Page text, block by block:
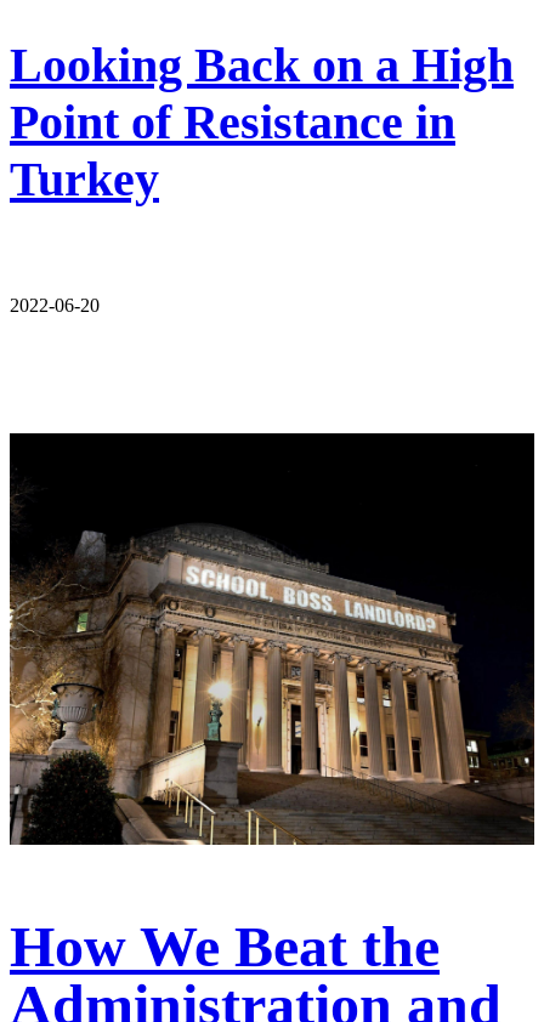
Looking Back on a High
Point of Resistance in
Turkey
2022-06-20
How We Beat the
Administration and